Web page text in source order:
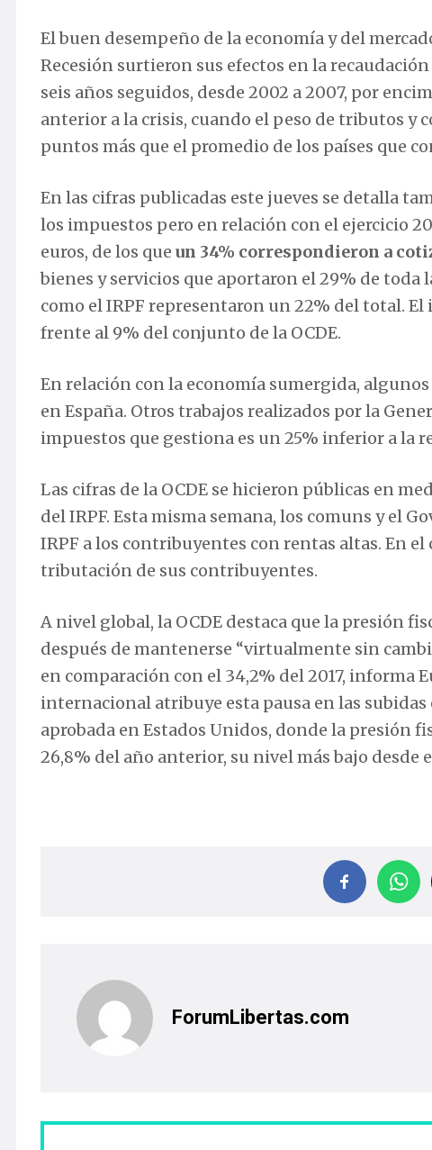
El buen desempeño de la economía y del
Recesión surtieron sus efectos en la
seis años seguidos, desde 2002 a 2007, por
anterior a la crisis, cuando el peso de tributos y
puntos más que el promedio de los países que
En las cifras publicadas este jueves se detalla
los impuestos pero en relación con el ejercicio
euros, de los que un 34% correspondieron a
bienes y servicios que aportaron el 29% de toda
como el IRPF representaron un 22% del total.
frente al 9% del conjunto de la OCDE.
En relación con la economía sumergida,
en España. Otros trabajos realizados por la
impuestos que gestiona es un 25% inferior a la
Las cifras de la OCDE se hicieron públicas en
del IRPF. Esta misma semana, los comuns y el
IRPF a los contribuyentes con rentas altas. En
tributación de sus contribuyentes.
A nivel global, la OCDE destaca que la presión
después de mantenerse “virtualmente sin
en comparación con el 34,2% del 2017, informa
internacional atribuye esta pausa en las
aprobada en Estados Unidos, donde la presión
26,8% del año anterior, su nivel más bajo desde
ForumLibertas.com